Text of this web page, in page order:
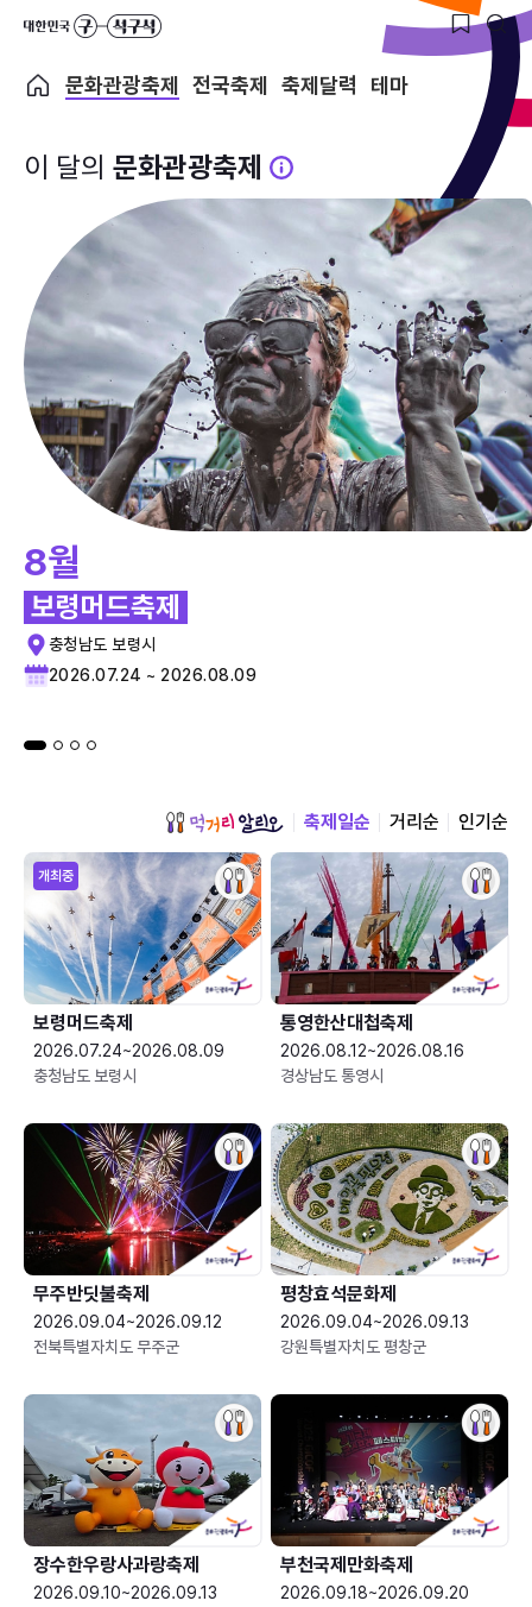
문화관광축제 전국축제 축제달력 테마
이 달의 문화관광축제
8월
보령머드축제
충청남도 보령시
2026.07.24 ~ 2026.08.09
축제일순 거리순 인기순
개최중
보령머드축제
2026.07.24~2026.08.09
충청남도 보령시
통영한산대첩축제
2026.08.12~2026.08.16
경상남도 통영시
무주반딧불축제
2026.09.04~2026.09.12
전북특별자치도 무주군
평창효석문화제
2026.09.04~2026.09.13
강원특별자치도 평창군
장수한우랑사과랑축제
2026.09.10~2026.09.13
부천국제만화축제
2026.09.18~2026.09.20